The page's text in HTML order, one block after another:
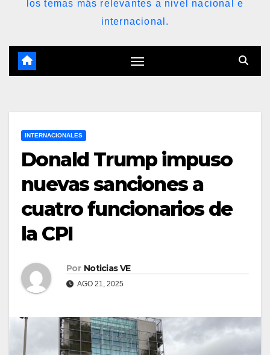
los temas más relevantes a nivel nacional e
internacional.
INTERNACIONALES
Donald Trump impuso
nuevas sanciones a
cuatro funcionarios de
la CPI
Por Noticias VE
AGO 21, 2025